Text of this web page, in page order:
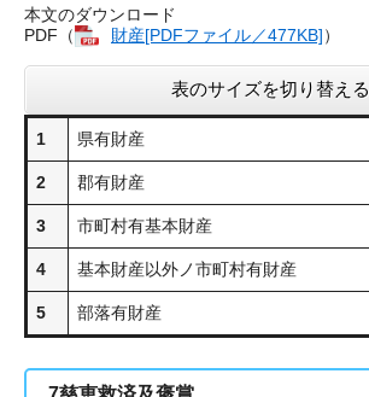
本文のダウンロード
PDF（
財産[PDFファイル／477KB]）
表のサイズを切り替える
1 県有財産
2 郡有財産
3 市町村有基本財産
4 基本財産以外ノ市町村有財産
5 部落有財産